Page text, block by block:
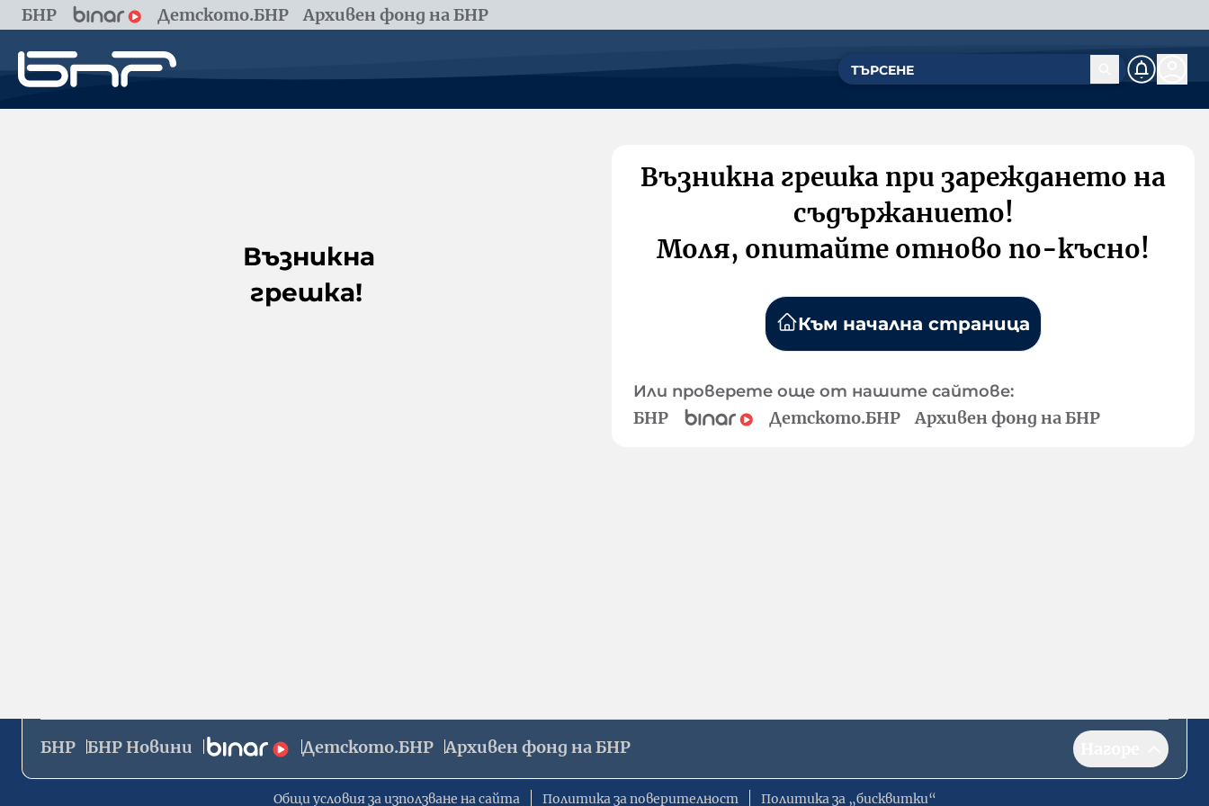
БНР Детското.БНР Архивен фонд на БНР
Възникна
грешка!
Възникна грешка при зареждането на
съдържанието!
Моля, опитайте отново по-късно!
Към начална страница
Или проверете още от нашите сайтове:
БНР Детското.БНР Архивен фонд на БНР
БНР БНР Новини Детското.БНР Архивен фонд на БНР
Общи условия за използване на сайта Политика за поверителност Политика за „бисквитки“